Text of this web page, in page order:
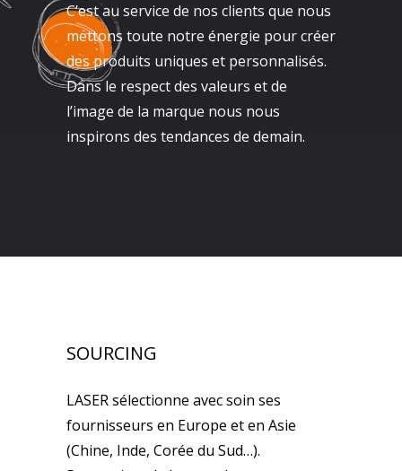
C’est au service de nos clients que nous
mettons toute notre énergie pour créer
des produits uniques et personnalisés.
Dans le respect des valeurs et de
l’image de la marque nous nous
inspirons des tendances de demain.
SOURCING
LASER sélectionne avec soin ses
fournisseurs en Europe et en Asie
(Chine, Inde, Corée du Sud…).